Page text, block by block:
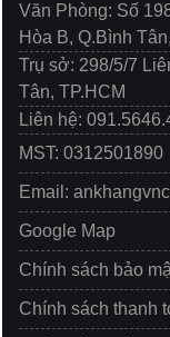
Văn Phòng: Số
Hòa B, Q.Bình
Trụ sở: 298/5/7
Tân, TP.HCM
Liên hệ:
MST: 0312501890
Email:
Google Map
Chính sách bảo
Chính sách thanh